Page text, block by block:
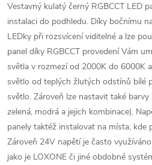
Vestavný kulatý černý RGBCCT LED
instalaci do podhledu. Díky bočnímu
LEDky při rozsvícení viditelné a lze
panel díky RGBCCT provedení Vám
světla v rozmezí od 2000K do 6000K
světlo od teplých žlutých odstínů bílé
světlo. Zároveň lze nastavit také
zelená, modrá a jejich kombinace).
panely taktéž instalovat na místa, kde
Zároveň 24V napětí je často
jako je LOXONE či jiné obdobné